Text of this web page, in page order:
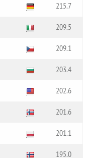
215.7
209.5
209.1
203.4
202.6
201.6
201.1
195.0